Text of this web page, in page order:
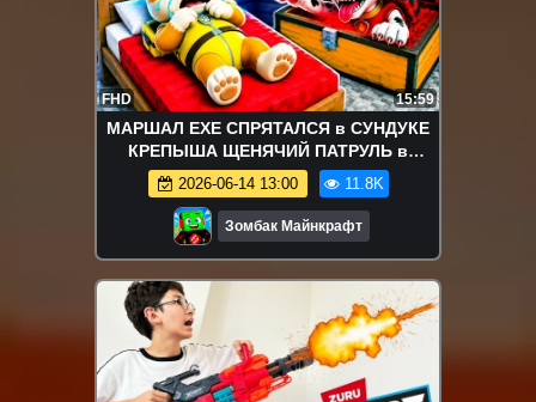
FHD 15:59
МАРШАЛ EXE СПРЯТАЛСЯ в СУНДУКЕ
КРЕПЫША ЩЕНЯЧИЙ ПАТРУЛЬ в
МАЙНКРАФТ
2026-06-14 13:00 11.8K
Зомбак Майнкрафт